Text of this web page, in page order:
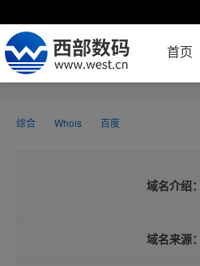
首页
综合 Whois 百度
域名介绍：
域名来源：